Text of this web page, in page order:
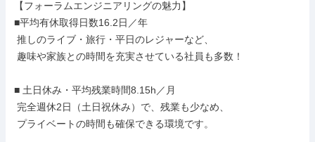
【フォーラムエンジニアリングの魅力】
■平均有休取得日数16.2日／年
■ 土日休み・平均残業時間8.15h／月